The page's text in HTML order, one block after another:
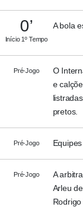
0’
Início 1º Tempo
A bola
Pré-Jogo
O
e
pretos.
Pré-Jogo
Pré-Jogo
A
Arleu